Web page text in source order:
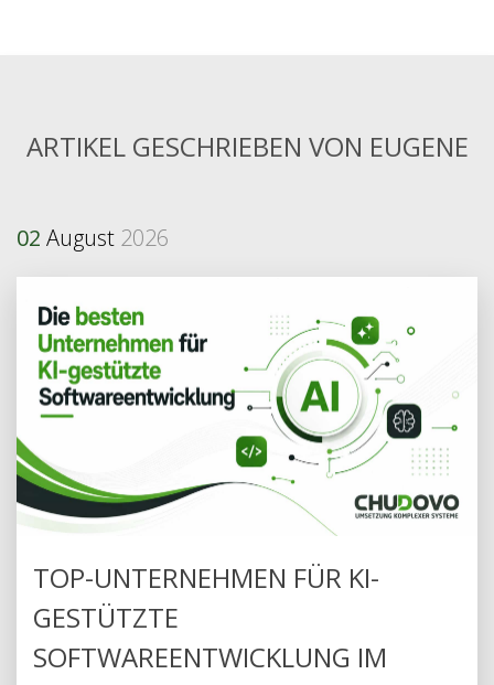
ARTIKEL GESCHRIEBEN VON EUGENE
02 August 2026
TOP-UNTERNEHMEN FÜR KI-
GESTÜTZTE
SOFTWAREENTWICKLUNG IM